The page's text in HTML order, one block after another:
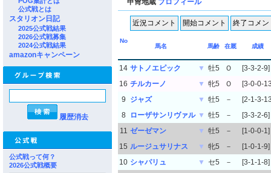
公式戦とは
スタリオン日記
2025公式戦結果
2026公式戦募集
2024公式戦結果
amazonキャンペーン
履歴消去
公式戦って何？
2026公式戦概要
甲冑地蔵 プロフィール
No
馬名
馬齢 在厩 成績
14 サトノエピック ▼ 牡5 Ｏ
[3-3-2-9]
16 チルカーノ ▼ 牝5 Ｏ
[3-0-0-
9
ジャズ ▼ 牡5 －
[2-1-3-
8
ローザサンリヴァル ▼ 牡5 －
[3-3-2-6]
11 ゼーゼマン ▼ 牡5 －
[1-0-0-1]
15 ルージュサリナス ▼ 牝5 －
[1-0-1-9]
10 シャパリュ ▼ セ5 －
[3-1-1-8]